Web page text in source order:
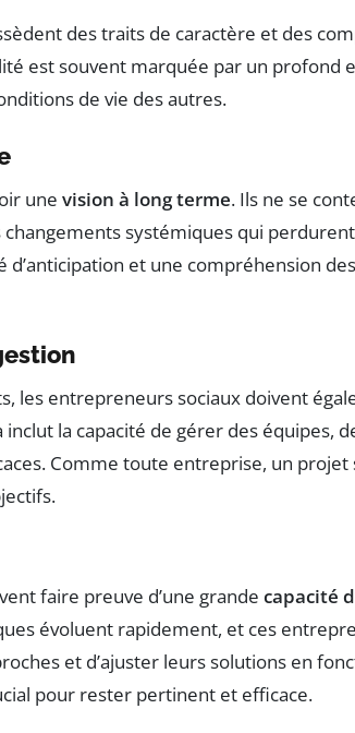
des traits de caractère et des
est souvent marquée par un profond
de vie des autres.
une vision à long terme. Ils ne se
systémiques qui
d’anticipation et une compréhension
les entrepreneurs sociaux doivent
inclut la capacité de gérer des équipes,
Comme toute entreprise, un projet
faire preuve d’une grande capacité
évoluent rapidement, et ces
et d’ajuster leurs solutions en
pour rester pertinent et efficace.